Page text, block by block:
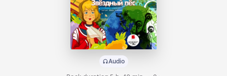
Audio